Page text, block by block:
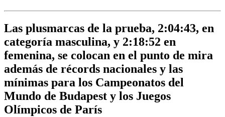
Las plusmarcas de la prueba, 2:04:43, en
categoría masculina, y 2:18:52 en
femenina, se colocan en el punto de mira
además de récords nacionales y las
mínimas para los Campeonatos del
Mundo de Budapest y los Juegos
Olímpicos de París